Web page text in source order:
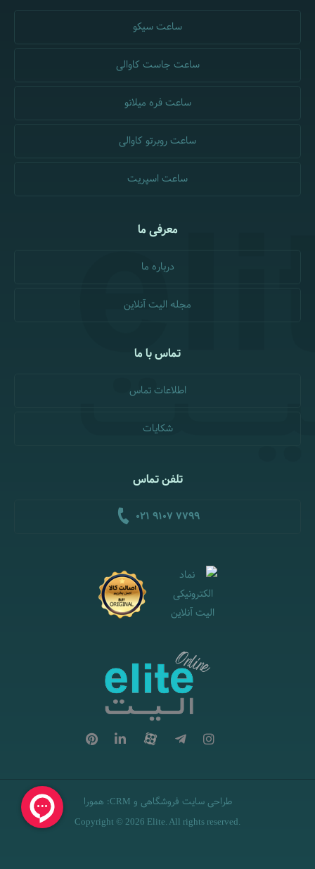
ساعت سیکو
ساعت جاست کاوالی
ساعت فره میلانو
ساعت روبرتو کاوالی
ساعت اسپریت
معرفی ما
درباره ما
مجله الیت آنلاین
تماس با ما
اطلاعات تماس
شکایات
تلفن تماس
021 9107 7799
طراحی سایت فروشگاهی و CRM
: همورا
Copyright © 2026 Elite. All rights reserved.